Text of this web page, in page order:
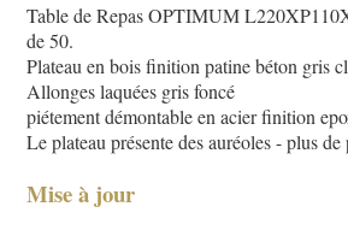
Table de Repas OPTIMUM
de 50.
Plateau en bois finition patine béton gris
Allonges laquées gris foncé
piétement démontable en acier finition
Le plateau présente des auréoles - plus
Mise à jour